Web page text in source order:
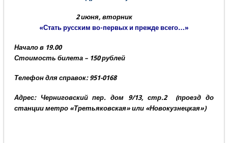
2 июня, вторник
«Стать русским во-первых и прежде всего…»
Начало в 19.00
Стоимость билета – 150 рублей
Телефон для справок: 951-0168
Адрес: Черниговский пер. дом 9/13, стр.2 (проезд до
станции метро «Третьяковская» или «Новокузнецкая»)